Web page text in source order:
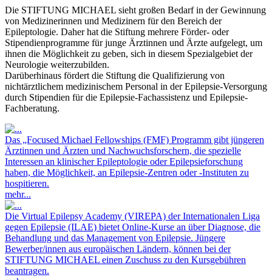
Die STIFTUNG MICHAEL sieht großen Bedarf in der Gewinnung
von Medizinerinnen und Medizinern für den Bereich der
Epileptologie. Daher hat die Stiftung mehrere Förder- oder
Stipendienprogramme für junge Ärztinnen und Ärzte aufgelegt, um
ihnen die Möglichkeit zu geben, sich in diesem Spezialgebiet der
Neurologie weiterzubilden.
Darüberhinaus fördert die Stiftung die Qualifizierung von
nichtärztlichem medizinischem Personal in der Epilepsie-Versorgung
durch Stipendien für die Epilepsie-Fachassistenz und Epilepsie-
Fachberatung.
Das „Focused Michael Fellowships (FMF) Programm gibt jüngeren
Ärztinnen und Ärzten und Nachwuchsforschern, die spezielle
Interessen an klinischer Epileptologie oder Epilepsieforschung
haben, die Möglichkeit, an Epilepsie-Zentren oder -Instituten zu
hospitieren.
mehr...
Die Virtual Epilepsy Academy (VIREPA) der Internationalen Liga
gegen Epilepsie (ILAE) bietet Online-Kurse an über Diagnose, die
Behandlung und das Management von Epilepsie. Jüngere
Bewerber/innen aus europäischen Ländern, können bei der
STIFTUNG MICHAEL einen Zuschuss zu den Kursgebühren
beantragen.